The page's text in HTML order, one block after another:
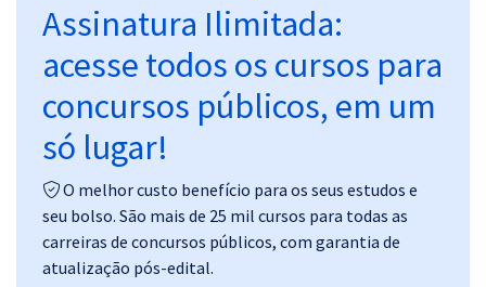
Blog
Aprovados
Atendimento
Assinatura Ilimitada:
acesse todos os cursos para
concursos públicos, em um
só lugar!
O melhor custo benefício para os seus estudos e
seu bolso. São mais de 25 mil cursos para todas as
carreiras de concursos públicos, com garantia de
atualização pós-edital.